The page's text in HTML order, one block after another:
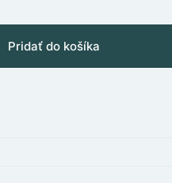
Pridať do košíka